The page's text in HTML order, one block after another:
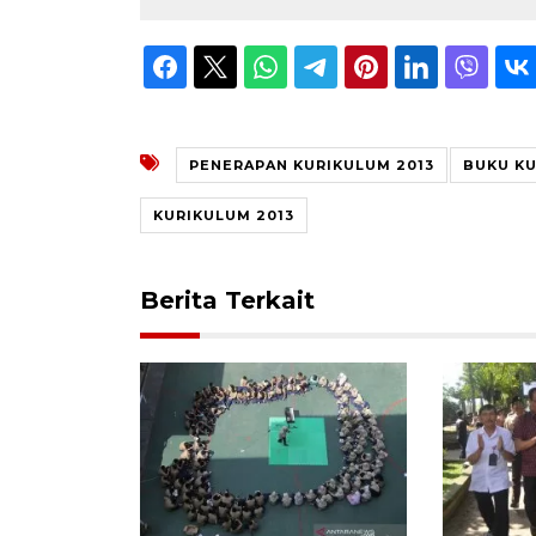
PENERAPAN KURIKULUM 2013 BUKU
KURIKULUM 2013
Berita Terkait